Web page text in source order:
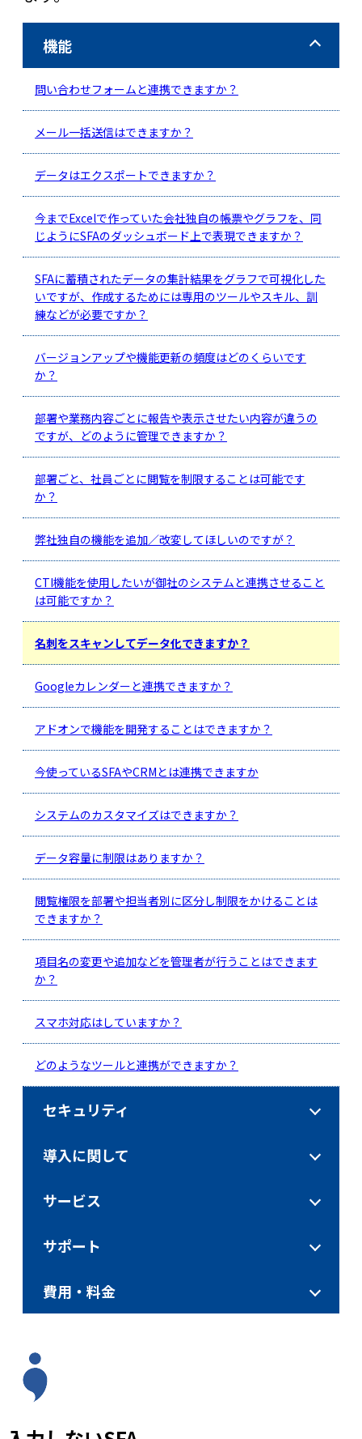
機能
問い合わせフォームと連携できますか？
メール一括送信はできますか？
データはエクスポートできますか？
今までExcelで作っていた会社独自の帳票やグラフを、同
じようにSFAのダッシュボード上で表現できますか？
SFAに蓄積されたデータの集計結果をグラフで可視化した
いですが、作成するためには専用のツールやスキル、訓
練などが必要ですか？
バージョンアップや機能更新の頻度はどのくらいです
か？
部署や業務内容ごとに報告や表示させたい内容が違うの
ですが、どのように管理できますか？
部署ごと、社員ごとに閲覧を制限することは可能です
か？
弊社独自の機能を追加／改変してほしいのですが？
CTI機能を使用したいが御社のシステムと連携させること
は可能ですか？
名刺をスキャンしてデータ化できますか？
Googleカレンダーと連携できますか？
アドオンで機能を開発することはできますか？
今使っているSFAやCRMとは連携できますか
システムのカスタマイズはできますか？
データ容量に制限はありますか？
閲覧権限を部署や担当者別に区分し制限をかけることは
できますか？
項目名の変更や追加などを管理者が行うことはできます
か？
スマホ対応はしていますか？
どのようなツールと連携ができますか？
セキュリティ
導入に関して
サービス
サポート
費用・料金